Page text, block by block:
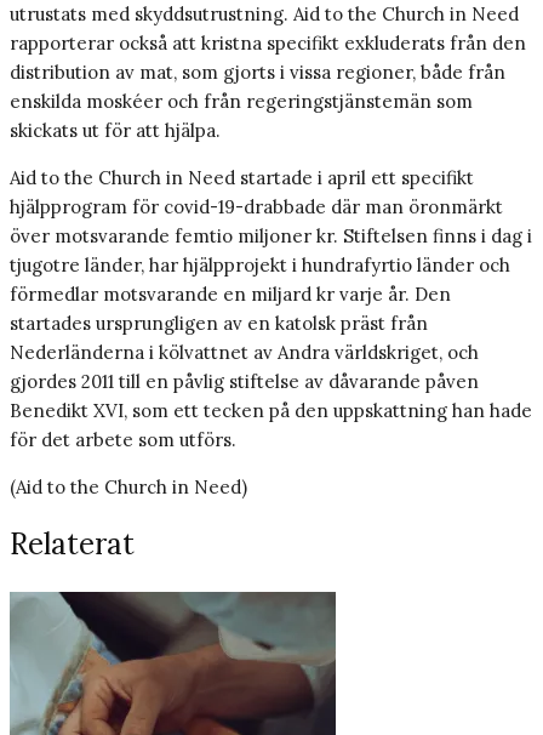
utrustats med skyddsutrustning. Aid to the Church in Need
rapporterar också att kristna specifikt exkluderats från den
distribution av mat, som gjorts i vissa regioner, både från
enskilda moskéer och från regeringstjänstemän som
skickats ut för att hjälpa.
Aid to the Church in Need startade i april ett specifikt
hjälpprogram för covid-19-drabbade där man öronmärkt
över motsvarande femtio miljoner kr. Stiftelsen finns i dag i
tjugotre länder, har hjälpprojekt i hundrafyrtio länder och
förmedlar motsvarande en miljard kr varje år. Den
startades ursprungligen av en katolsk präst från
Nederländerna i kölvattnet av Andra världskriget, och
gjordes 2011 till en påvlig stiftelse av dåvarande påven
Benedikt XVI, som ett tecken på den uppskattning han hade
för det arbete som utförs.
(Aid to the Church in Need)
Relaterat